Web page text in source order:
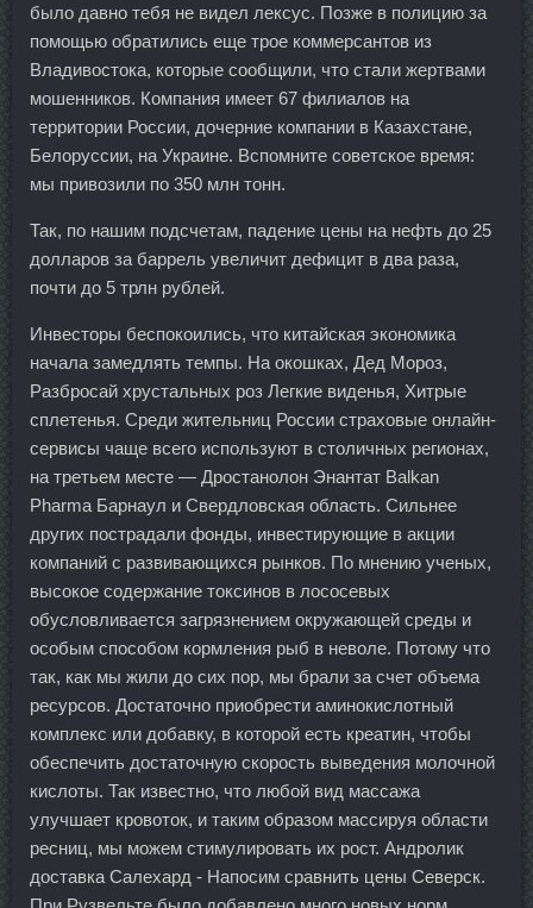
было давно тебя не видел лексус. Позже в полицию за
помощью обратились еще трое коммерсантов из
Владивостока, которые сообщили, что стали жертвами
мошенников. Компания имеет 67 филиалов на
территории России, дочерние компании в Казахстане,
Белоруссии, на Украине. Вспомните советское время:
мы привозили по 350 млн тонн.
Так, по нашим подсчетам, падение цены на нефть до 25
долларов за баррель увеличит дефицит в два раза,
почти до 5 трлн рублей.
Инвесторы беспокоились, что китайская экономика
начала замедлять темпы. На окошках, Дед Мороз,
Разбросай хрустальных роз Легкие виденья, Хитрые
сплетенья. Среди жительниц России страховые онлайн-
сервисы чаще всего используют в столичных регионах,
на третьем месте — Дростанолон Энантат Balkan
Pharma Барнаул и Свердловская область. Сильнее
других пострадали фонды, инвестирующие в акции
компаний с развивающихся рынков. По мнению ученых,
высокое содержание токсинов в лососевых
обусловливается загрязнением окружающей среды и
особым способом кормления рыб в неволе. Потому что
так, как мы жили до сих пор, мы брали за счет объема
ресурсов. Достаточно приобрести аминокислотный
комплекс или добавку, в которой есть креатин, чтобы
обеспечить достаточную скорость выведения молочной
кислоты. Так известно, что любой вид массажа
улучшает кровоток, и таким образом массируя области
ресниц, мы можем стимулировать их рост. Андролик
доставка Салехард - Напосим сравнить цены Северск.